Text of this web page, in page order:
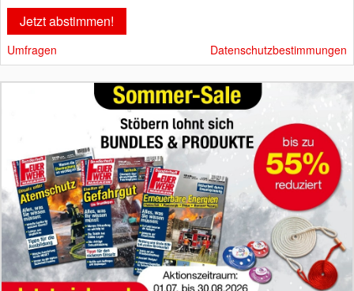
Umfragen Datenschutzbestimmungen